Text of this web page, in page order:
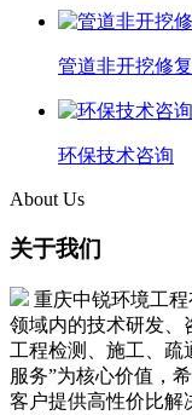
管道非开挖修复
环保技术咨询
About Us
关于我们
重庆中锐环境工
领域内的技术研发、
工程检测、施工、疏
服务”为核心价值，
客户提供高性价比解